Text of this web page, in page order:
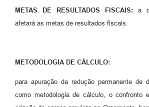
METAS DE RESULTADOS FISCAIS: a
afetará as metas de resultados fiscais.
METODOLOGIA DE CÁLCULO:
para apuração da redução permanente de
como metodologia de cálculo, o confronto